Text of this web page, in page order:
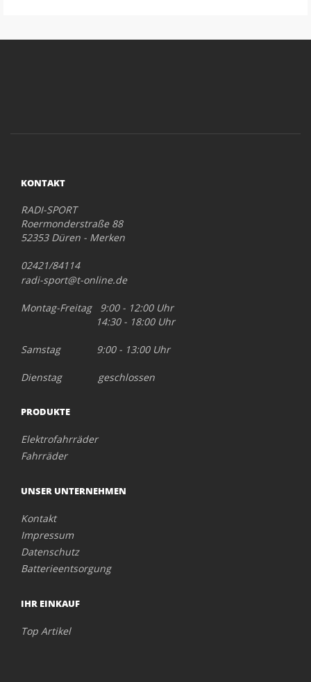
KONTAKT
RADI-SPORT
Roermonderstraße 88
52353 Düren - Merken
02421/84114
radi-sport@t-online.de
Montag-Freitag 9:00 - 12:00 Uhr
14:30 - 18:00 Uhr
Samstag 9:00 - 13:00 Uhr
Dienstag geschlossen
PRODUKTE
Elektrofahrräder
Fahrräder
UNSER UNTERNEHMEN
Kontakt
Impressum
Datenschutz
Batterieentsorgung
IHR EINKAUF
Top Artikel